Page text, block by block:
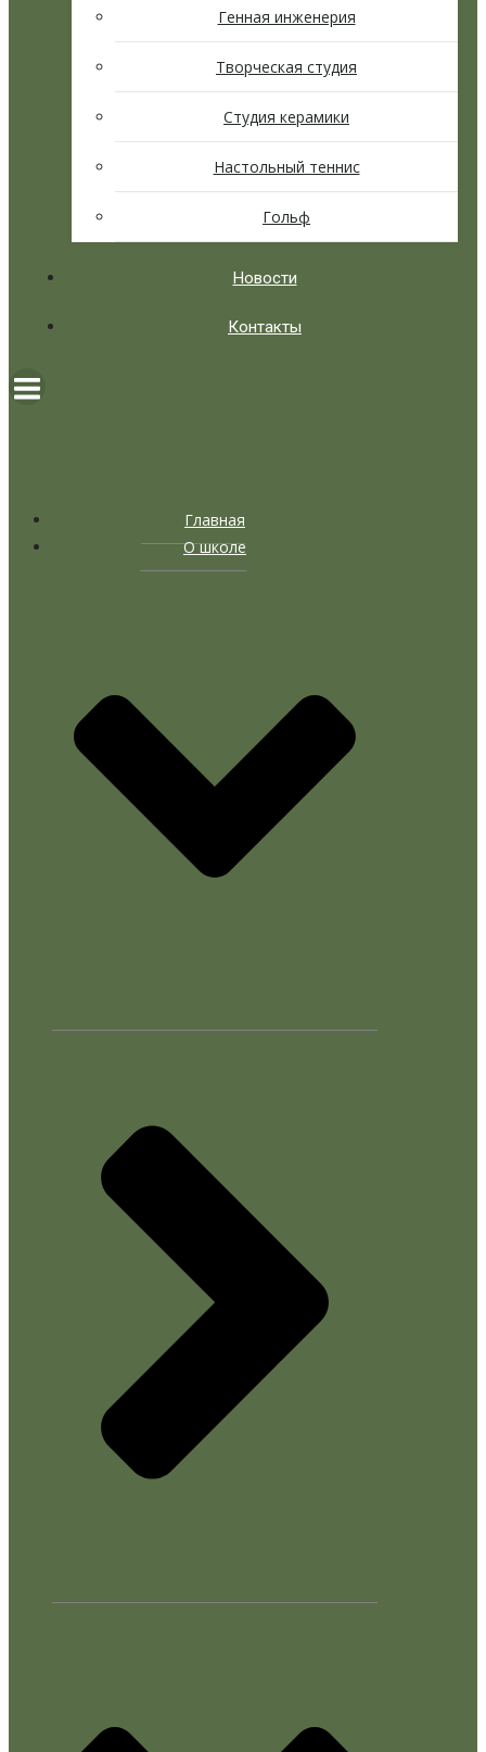
Генная инженерия
Творческая студия
Студия керамики
Настольный теннис
Гольф
Новости
Контакты
Главная
О школе